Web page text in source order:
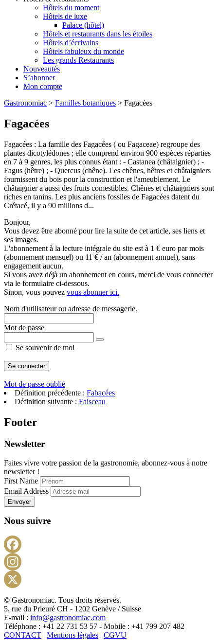
Hôtels du moment
Hôtels de luxe
Palace (hôtel)
Hôtels et restaurants dans les étoiles
Hôtels d’écrivains
Hôtels fabuleux du monde
Les grands Restaurants
Nouveautés
S’abonner
Mon compte
Gastronomiac > Familles botaniques > Fagacées
Fagacées
Fagacées : La famille des Fagacées ( ou Fagaceae) regroupe des
plantes dicotylédones ; elle comprend environ 900 espèces réparties
en 7 à 9 genres, les plus connus étant : - Castanea (châtaignier) ; -
Fagus (hêtre) ; - Quercus (chêne). Les chênes, hêtres et châtaigniers
fournissent du bois pour la construction et l'ameublement. Le
châtaignier a aussi des fruits comestibles. Chênes et châtaigniers sont
riches en tanins. Les plus anciens fossiles de Fagacées datent du
Crétacé, il y a 90 millions d...
Bonjour,
Vous devez être abonné pour lire la suite de cet article, ses liens et
ses images.
L'abonnement à la lecture intégrale du site est à 1 € euro par mois
(abonnement mensuel) ou 11 € / an (abonnement annuel), sans
engagement aucun.
Si vous avez déjà un abonnement en cours, merci de vous connecter
via le formulaire ci-dessous.
Sinon, vous pouvez vous abonner ici.
Nom d'utilisateur ou adresse de messagerie.
Mot de passe
Se souvenir de moi
Mot de passe oublié
Définition précédente : Fabacées
Définition suivante : Faisceau
Footer
Newsletter
Faites vivre votre passion de la gastronomie, abonnez-vous à notre
newsletter !
First Name
Email Address
Envoyer
Nous suivre
X
© Gastronomiac. Tous droits réservés.
5, rue du Prieuré CH - 1202 Genève / Suisse
E-mail : info@gastronomiac.com
Téléphone : +41 22 731 53 57 - Mobile : +41 799 207 482
CONTACT | Mentions légales | CGVU